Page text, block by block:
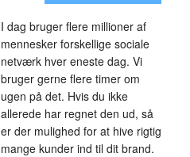
I dag bruger flere millioner af
mennesker forskellige sociale
netværk hver eneste dag. Vi
bruger gerne flere timer om
ugen på det. Hvis du ikke
allerede har regnet den ud, så
er der mulighed for at hive rigtig
mange kunder ind til dit brand.